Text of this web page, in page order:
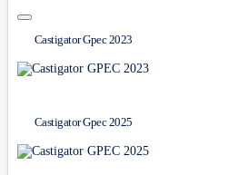
Castigator Gpec 2023
Castigator Gpec 2025